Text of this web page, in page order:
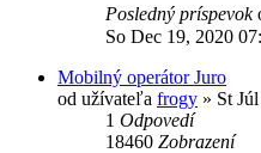
Posledný príspevok
So Dec 19, 2020
Mobilný operátor Juro
od užívateľa frogy » St
1 Odpovedí
18460 Zobrazení